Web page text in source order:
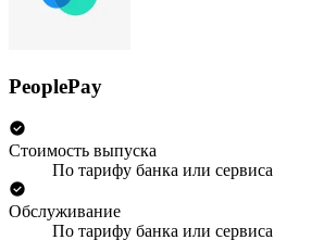
PeoplePay
Стоимость выпуска
По тарифу банка или сервиса
Обслуживание
По тарифу банка или сервиса